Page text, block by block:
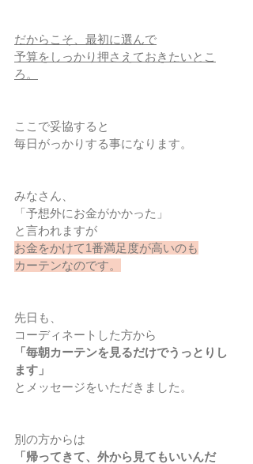
だからこそ、最初に選んで
予算をしっかり押さえておきたいとこ
ろ。
ここで妥協すると
毎日がっかりする事になります。
みなさん、
「予想外にお金がかかった」
と言われますが
お金をかけて1番満足度が高いのも
カーテンなのです。
先日も、
コーディネートした方から
「毎朝カーテンを見るだけでうっとりし
ます」
とメッセージをいただきました。
別の方からは
「帰ってきて、外から見てもいいんだ